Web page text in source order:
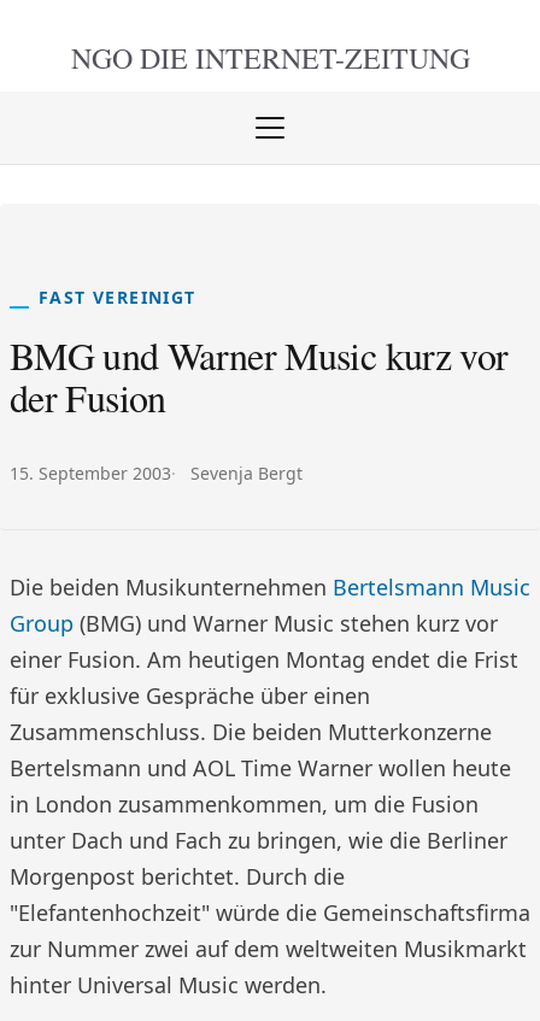
NGO DIE INTERNET-ZEITUNG
Menü
FAST VEREINIGT
BMG und Warner Music kurz vor
der Fusion
Veröffentlicht am:
15. September 2003 Autor:
Sevenja Bergt
Die beiden Musikunternehmen Bertelsmann Music
Group (BMG) und Warner Music stehen kurz vor
einer Fusion. Am heutigen Montag endet die Frist
für exklusive Gespräche über einen
Zusammenschluss. Die beiden Mutterkonzerne
Bertelsmann und AOL Time Warner wollen heute
in London zusammenkommen, um die Fusion
unter Dach und Fach zu bringen, wie die Berliner
Morgenpost berichtet. Durch die
"Elefantenhochzeit" würde die Gemeinschaftsfirma
zur Nummer zwei auf dem weltweiten Musikmarkt
hinter Universal Music werden.